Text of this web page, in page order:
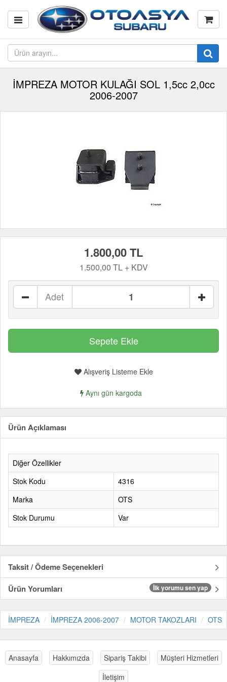
İMPREZA MOTOR KULAĞI SOL 1,5cc 2,0cc
2006-2007
1.800,00 TL
1.500,00 TL + KDV
Adet
Alışveriş Listeme Ekle
Aynı gün kargoda
Ürün Açıklaması
Diğer Özellikler
Stok Kodu
4316
Marka
OTS
Stok Durumu
Var
Taksit / Ödeme Seçenekleri
Ürün Yorumları
İlk yorumu sen yap
İMPREZA İMPREZA 2006-2007 MOTOR TAKOZLARI OTS
Anasayfa Hakkımızda Sipariş Takibi
Müşteri Hizmetleri
İletişim